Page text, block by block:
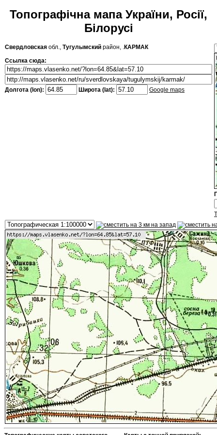
Топографічна мапа України, Росії,
Білорусі
Свердловская обл., Тугулымский район, .КАРМАК
Ссылка сюда:
Долгота (lon): Широта (lat): Google maps